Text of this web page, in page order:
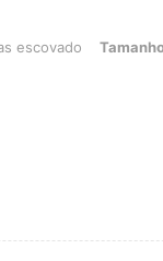
Tamanho:
escovado